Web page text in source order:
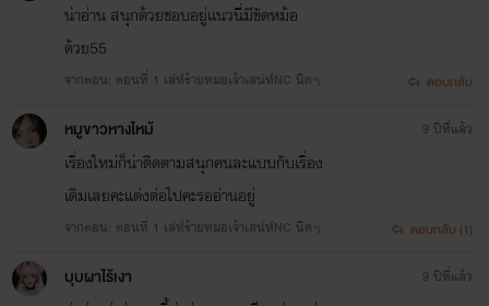
นาคา
ดารานักร้องวัยรุ่น
ชายหนุ่มทั้ง 7 หนุ่มจะสามารถอยู่ในการควบคุมมารยารัก
หมอเจ้าเสน่ห์พยากรณ์สาวคนนี้ได้อย่างไร
พวกเขาจะพ้นเงื้อมมือและใยสวาทนี้ได้อย่างไร
น่าอ่าน สนุกด้วยชอบอยู่เเนวนี่มีขัดหม้อ
ด้วย55
จากตอน: ตอนที่ 1 เล่ห์ร้ายหมอเจ้าเสน่ห์NC นิดๆ ตอบกลับ
หมูขาวหางไหม้
เรื่องใหม่ก็น่าติดตามสนุกคนละแบบกับเรื่อง
เดิมเลยคะแต่งต่อไปคะรออ่านอยู่
จากตอน: ตอนที่ 1 เล่ห์ร้ายหมอเจ้าเสน่ห์NC นิดๆ
9 ปีที่แล้ว
ตอบกลับ (1)
บุบผาไร้เงา 9 ปีที่แล้ว